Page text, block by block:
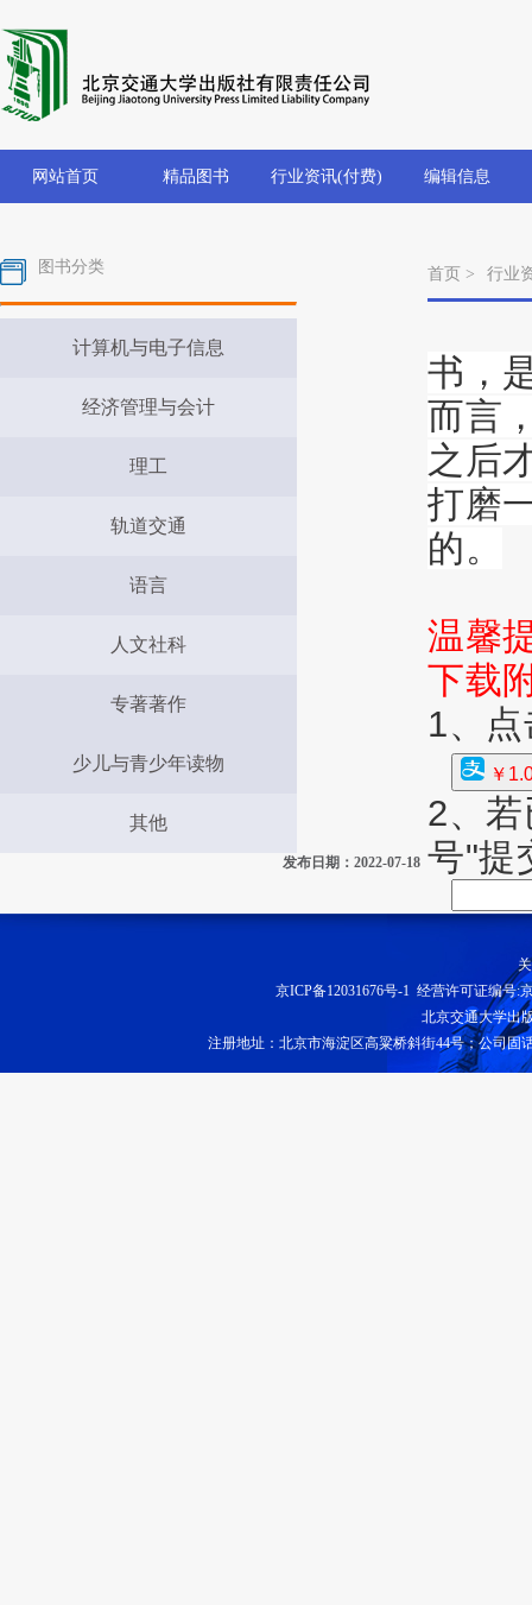
网站首页 精品图书 行业资讯(付费) 编辑信息
图书分类
计算机与电子信息
经济管理与会计
理工
轨道交通
语言
人文社科
专著著作
少儿与青少年读物
其他
首页 > 行业
书，
而言
之后
打磨
的。
温馨
下载
1、
￥
2、
号"提
发布日期：2022-07-18
京ICP备12031676号-1 经营许可证编号:
北京交通大学出
注册地址：北京市海淀区高粱桥斜街44号；公司固